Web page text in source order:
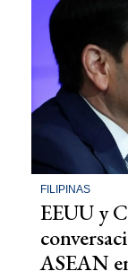
FILIPINAS
EEUU y
ASEAN